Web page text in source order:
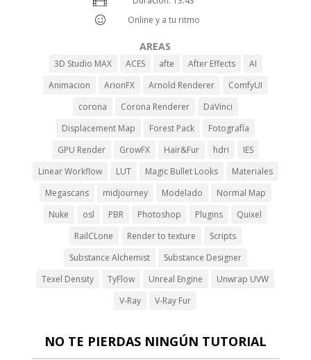
Online y a tu ritmo
AREAS
3D Studio MAX ACES afte After Effects
AI
Animacion
ArionFX Arnold Renderer
ComfyUI
corona
Corona Renderer
DaVinci
Displacement Map
Forest Pack
Fotografía
GPU Render
GrowFX Hair&Fur hdri
IES
Linear Workflow
LUT Magic Bullet Looks
Materiales
Megascans
midjourney Modelado
Normal Map
Nuke
osl PBR Photoshop Plugins
Quixel
RailCLone
Render to texture
Scripts
Substance Alchemist
Substance Designer
Texel Density
TyFlow Unreal Engine
Unwrap UVW
V-Ray
V-Ray Fur
NO TE PIERDAS NINGÚN TUTORIAL